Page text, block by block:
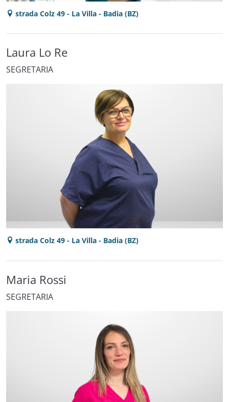
strada Colz 49 - La Villa - Badia (BZ)
Laura Lo Re
SEGRETARIA
strada Colz 49 - La Villa - Badia (BZ)
Maria Rossi
SEGRETARIA